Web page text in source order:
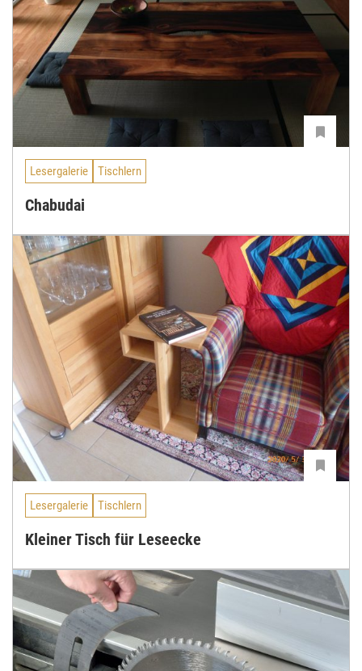
Lesergalerie Tischlern
Chabudai
Lesergalerie Tischlern
Kleiner Tisch für Leseecke